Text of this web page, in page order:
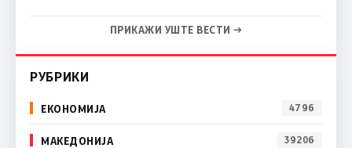
ПРИКАЖИ УШТЕ ВЕСТИ →
РУБРИКИ
ЕКОНОМИЈА 4796
МАКЕДОНИЈА 39206